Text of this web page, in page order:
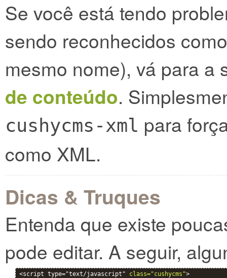
Se você está tendo
sendo reconhecidos
mesmo nome), vá para a
de conteúdo.
cushycms-xml para
como XML.
Dicas & Truques
Entenda que existe
pode editar. A seguir,
<script type="text/javascript" class="cushycms">